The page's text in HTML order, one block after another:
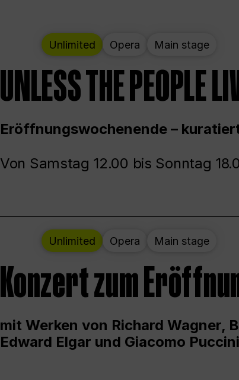
Unlimited Opera Main stage
UNLESS THE PEOPLE
Eröffnungswochenende –
Von Samstag 12.00 bis Sonntag
Unlimited Opera Main stage
Konzert zum
mit Werken von Richard Wagner,
Edward Elgar und Giacomo Puccini